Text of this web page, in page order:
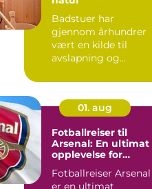
Badstuer har
gjennom århundrer
vært en kilde til
avslapning og
01. aug
Fotballreiser til
Arsenal: En ultimat
opplevelse for
Fotballreiser Arsenal
er en ultimat